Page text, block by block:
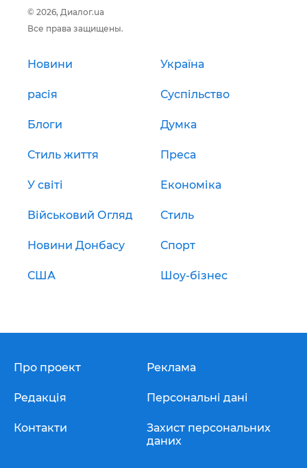
© 2026, Диалог.ua
Все права защищены.
Новини Україна
расія Суспільство
Блоги Думка
Стиль життя Преса
У світі Економіка
Військовий Огляд Стиль
Новини Донбасу Спорт
США Шоу-бізнес
Про проект
Редакція
Контакти
Реклама
Персональні дані
Захист персональних
даних